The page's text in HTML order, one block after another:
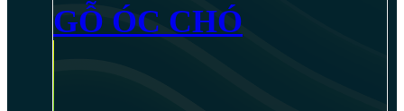
GỖ ÓC CHÓ